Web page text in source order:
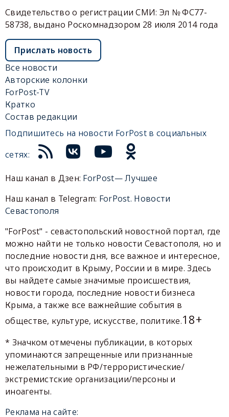
Свидетельство о регистрации СМИ: Эл № ФС77-
58738, выдано Роскомнадзором 28 июля 2014 года
Прислать новость
Все новости
Авторские колонки
ForPost-TV
Кратко
Состав редакции
Подпишитесь на новости ForPost в социальных
сетях:
Наш канал в Дзен: ForPost— Лучшее
Наш канал в Telegram: ForPost. Новости
Севастополя
"ForPost" - севастопольский новостной портал, где
можно найти не только новости Севастополя, но и
последние новости дня, все важное и интересное,
что происходит в Крыму, России и в мире. Здесь
вы найдете самые значимые происшествия,
новости города, последние новости бизнеса
Крыма, а также все важнейшие события в
обществе, культуре, искусстве, политике.18+
* Значком отмечены публикации, в которых
упоминаются запрещенные или признанные
нежелательными в РФ/террористические/
экстремистские организации/персоны и
иноагенты.
Реклама на сайте: